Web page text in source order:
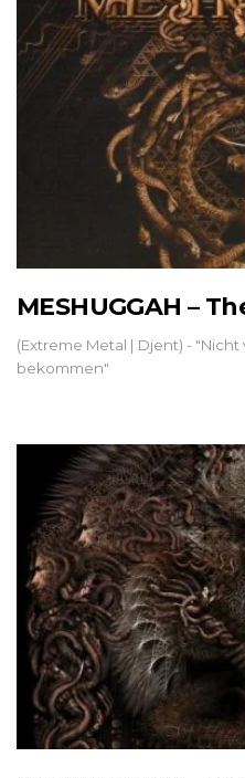
MESHUGGAH –
(Extreme Metal | Djent) -
bekommen"